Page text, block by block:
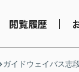
閲覧履歴
ガイドウェイバス志